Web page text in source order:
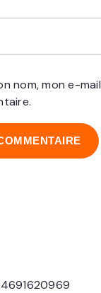
nom, mon e-